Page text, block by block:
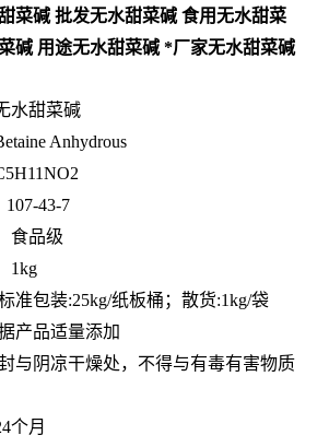
菜碱 批发无水甜菜碱 食用无水甜菜
碱 用途无水甜菜碱 *厂家无水甜菜碱
水甜菜碱
Anhydrous
107-43-7
食品级
1kg
准包装:25kg/纸板桶；散货:1kg/袋
产品适量添加
与阴凉干燥处，不得与有毒有害物质
个月